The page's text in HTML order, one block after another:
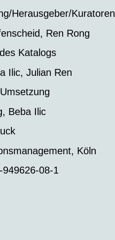
Herausgeber/Kuratoren
Ren Rong
Katalogs
Ilic, Julian Ren
Beba Ilic
Köln
08-1